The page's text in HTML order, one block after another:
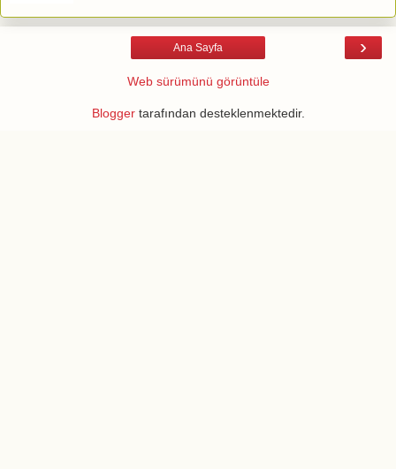
›
Ana Sayfa
Web sürümünü görüntüle
Bloggertarafından desteklenmektedir.